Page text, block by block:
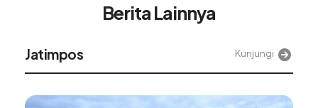
Berita Lainnya
Jatimpos Kunjungi